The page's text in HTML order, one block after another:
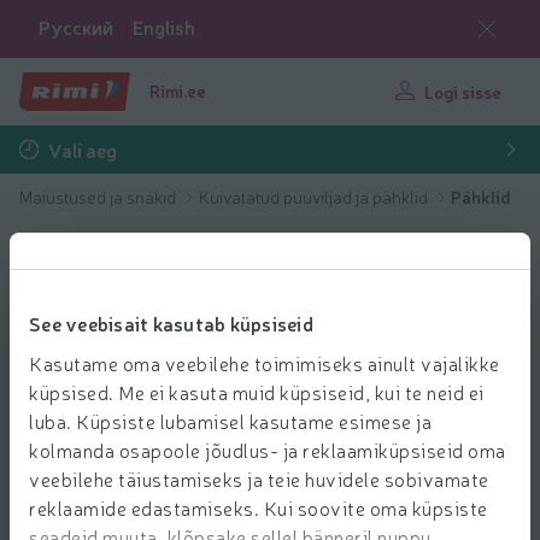
See veebisait kasutab küpsiseid
Kasutame oma veebilehe toimimiseks ainult vajalikke
küpsised. Me ei kasuta muid küpsiseid, kui te neid ei
luba. Küpsiste lubamisel kasutame esimese ja
kolmanda osapoole jõudlus- ja reklaamiküpsiseid oma
veebilehe täiustamiseks ja teie huvidele sobivamate
reklaamide edastamiseks. Kui soovite oma küpsiste
Русский English
Rimi.ee Logi sisse
Vali aeg
Maiustused ja snäkid Kuivatatud puuviljad ja pähklid Pähklid